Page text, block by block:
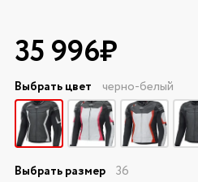
35 996₽
Выбрать цвет черно-белый
Выбрать размер 36